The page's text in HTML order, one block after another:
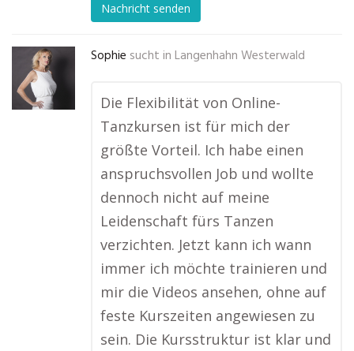
Nachricht senden
Sophie sucht in Langenhahn Westerwald
Die Flexibilität von Online-
Tanzkursen ist für mich der
größte Vorteil. Ich habe einen
anspruchsvollen Job und wollte
dennoch nicht auf meine
Leidenschaft fürs Tanzen
verzichten. Jetzt kann ich wann
immer ich möchte trainieren und
mir die Videos ansehen, ohne auf
feste Kurszeiten angewiesen zu
sein. Die Kursstruktur ist klar und